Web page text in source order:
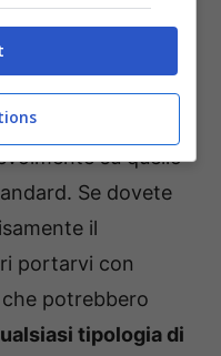
e sul
effettuare
su quello
Se dovete
il
portarvi con
potrebbero
tipologia di